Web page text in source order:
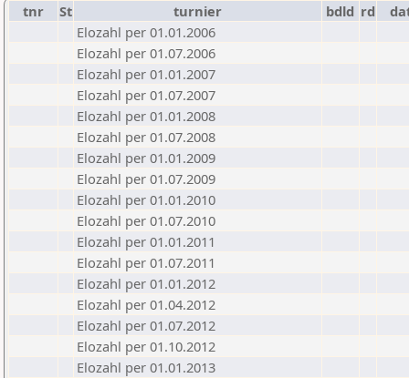
tnr St turnier bdld rd
Elozahl per 01.01.2006
Elozahl per 01.07.2006
Elozahl per 01.01.2007
Elozahl per 01.07.2007
Elozahl per 01.01.2008
Elozahl per 01.07.2008
Elozahl per 01.01.2009
Elozahl per 01.07.2009
Elozahl per 01.01.2010
Elozahl per 01.07.2010
Elozahl per 01.01.2011
Elozahl per 01.07.2011
Elozahl per 01.01.2012
Elozahl per 01.04.2012
Elozahl per 01.07.2012
Elozahl per 01.10.2012
Elozahl per 01.01.2013